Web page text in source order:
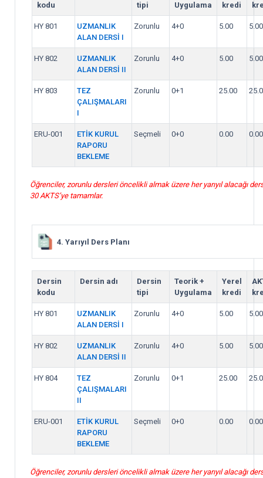
kodu
tipi
Uygulama
kredi
HY 801
UZMANLIK
ALAN DERSİ I
Zorunlu 4+0 5.00 5.00
HY 802
UZMANLIK
ALAN DERSİ II
Zorunlu 4+0 5.00 5.00
HY 803
TEZ
ÇALIŞMALARI
I
Zorunlu 0+1 25.00
ERU-001
ETİK KURUL
RAPORU
BEKLEME
Seçmeli 0+0 0.00 0.00
Öğrenciler, zorunlu dersleri öncelikli almak üzere her yarıyıl alacağı
30 AKTS’ye tamamlar.
4. Yarıyıl Ders Planı
Dersin
kodu
Dersin adı
Dersin
tipi
Teorik +
Uygulama
Yerel
kredi
HY 801
UZMANLIK
ALAN DERSİ I
Zorunlu 4+0 5.00 5.00
HY 802
UZMANLIK
ALAN DERSİ II
Zorunlu 4+0 5.00 5.00
HY 804
TEZ
ÇALIŞMALARI
II
Zorunlu 0+1 25.00
ERU-001
ETİK KURUL
RAPORU
BEKLEME
Seçmeli 0+0 0.00 0.00
Öğrenciler, zorunlu dersleri öncelikli almak üzere her yarıyıl alacağı